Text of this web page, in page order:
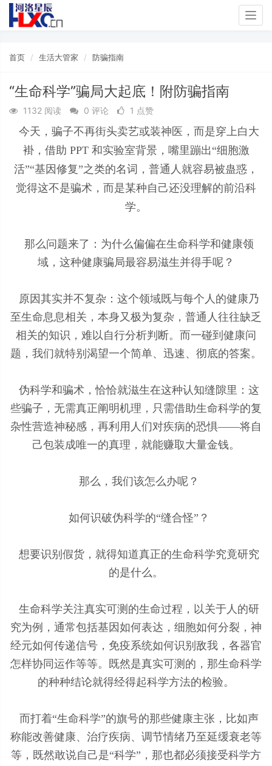
首页 生活大管家 防骗指南
“生命科学”骗局大起底！附防骗指南
1132 阅读 0 评论 1 点赞
今天，骗子不再街头卖艺或装神医，而是穿上白大
褂，借助 PPT 和实验室背景，嘴里蹦出“细胞激
活”“基因修复”之类的名词，普通人就容易被蛊惑，
觉得这不是骗术，而是某种自己还没理解的前沿科
学。
那么问题来了：为什么偏偏在生命科学和健康领
域，这种健康骗局最容易滋生并得手呢？
原因其实并不复杂：这个领域既与每个人的健康乃
至生命息息相关，本身又极为复杂，普通人往往缺乏
相关的知识，难以自行分析判断。而一碰到健康问
题，我们就特别渴望一个简单、迅速、彻底的答案。
伪科学和骗术，恰恰就滋生在这种认知缝隙里：这
些骗子，无需真正阐明机理，只需借助生命科学的复
杂性营造神秘感，再利用人们对疾病的恐惧——将自
己包装成唯一的真理，就能赚取大量金钱。
那么，我们该怎么办呢？
如何识破伪科学的“缝合怪”？
想要识别假货，就得知道真正的生命科学究竟研究
的是什么。
生命科学关注真实可测的生命过程，以关于人的研
究为例，通常包括基因如何表达，细胞如何分裂，神
经元如何传递信号，免疫系统如何识别敌我，各器官
怎样协同运作等等。既然是真实可测的，那生命科学
的种种结论就得经得起科学方法的检验。
而打着“生命科学”的旗号的那些健康主张，比如声
称能改善健康、治疗疾病、调节情绪乃至延缓衰老等
等，既然敢说自己是“科学”，那也都必须接受科学方